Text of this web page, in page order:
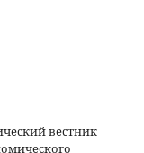
вестник